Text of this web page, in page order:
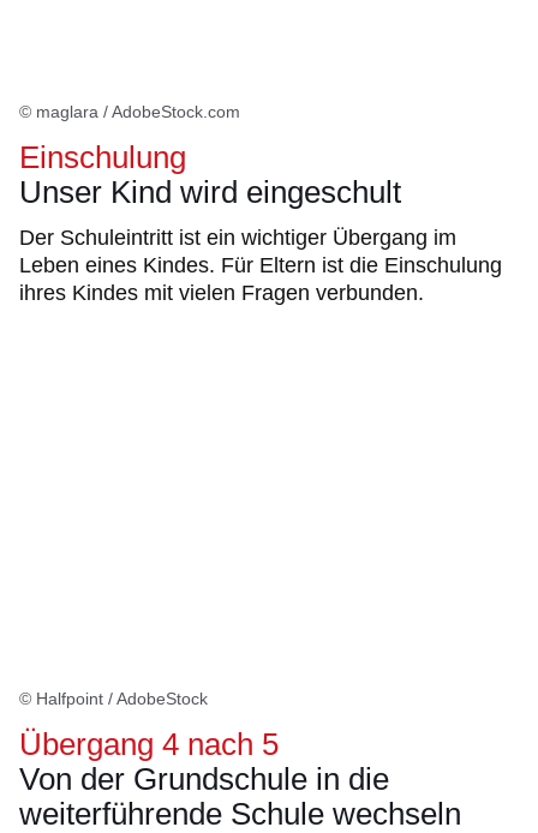
© maglara / AdobeStock.com
Einschulung
Unser Kind wird eingeschult
Der Schuleintritt ist ein wichtiger Übergang im
Leben eines Kindes. Für Eltern ist die Einschulung
ihres Kindes mit vielen Fragen verbunden.
© Halfpoint / AdobeStock
Übergang 4 nach 5
Von der Grundschule in die
weiterführende Schule wechseln